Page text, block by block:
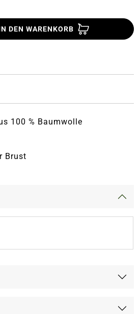
"%product%":
DEN WARENKORB
100 % Baumwolle
Brust